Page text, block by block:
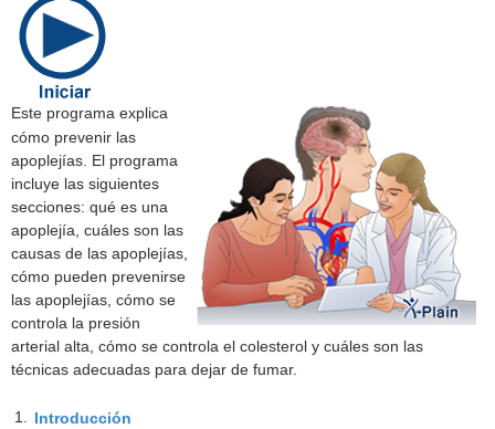
Este programa explica
cómo prevenir las
apoplejías. El programa
incluye las siguientes
secciones: qué es una
apoplejía, cuáles son las
causas de las apoplejías,
cómo pueden prevenirse
las apoplejías, cómo se
controla la presión
arterial alta, cómo se controla el colesterol y cuáles son las
técnicas adecuadas para dejar de fumar.
1. Introducción